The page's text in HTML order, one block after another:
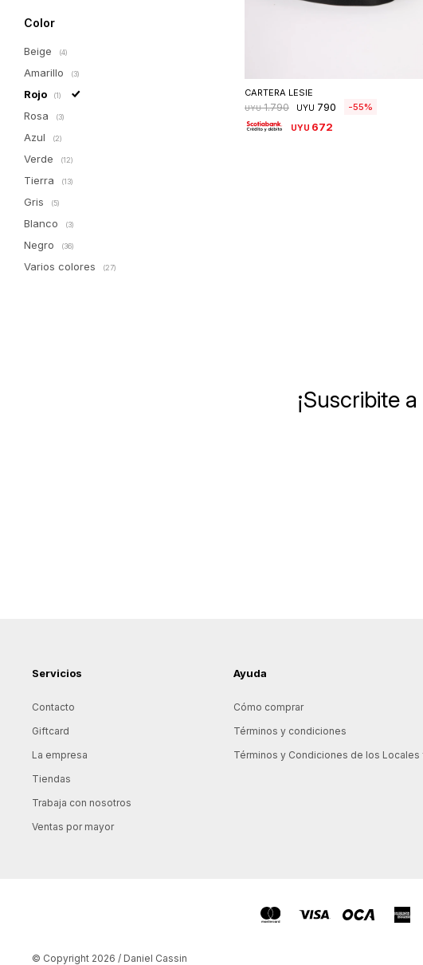
CARTERA LESIE
UYU 1.790 UYU 790 55
UYU 672
Color
Beige (4)
Amarillo (3)
Rojo (1)
Rosa (3)
Azul (2)
Verde (12)
Tierra (13)
Gris (5)
Blanco (3)
Negro (36)
Varios colores (27)
Servicios
Contacto
Giftcard
La empresa
Tiendas
Trabaja con nosotros
Ventas por mayor
Ayuda
Cómo comprar
Términos y condiciones
Términos y Condiciones de los Locales
¡Suscribite
© Copyright 2026 / Daniel Cassin